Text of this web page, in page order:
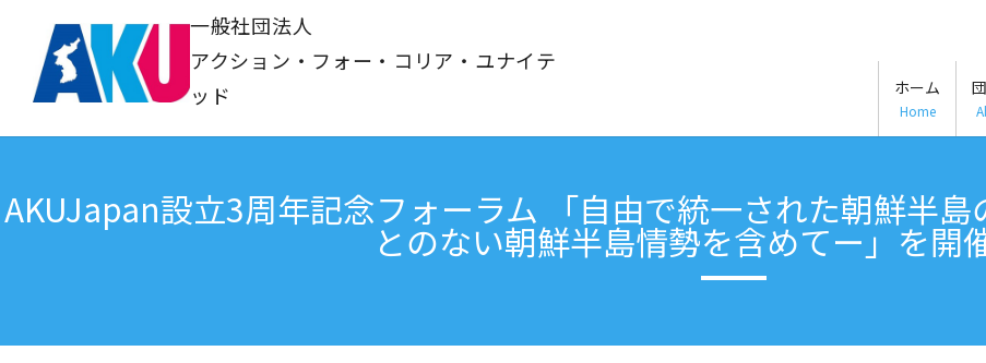
一般社団法人
アクション・フォー・コリア・ユナイテ
ッド
ホーム
Home
AKUJapan設立3周年記念フォーラム 「自由で統一された朝鮮半
とのない朝鮮半島情勢を含めてー」を開